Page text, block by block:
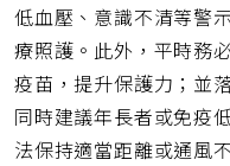
低血壓、意識不清等警
療照護。此外，平時務
疫苗，提升保護力；並
同時建議年長者或免疫
法保持適當距離或通風